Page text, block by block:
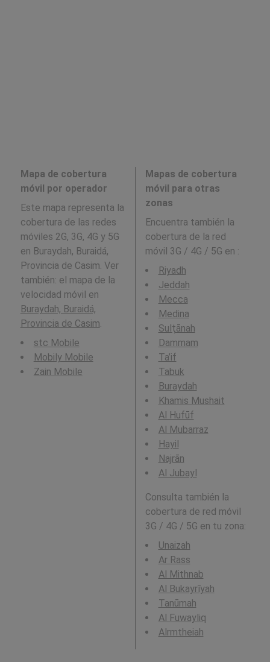
Mapa de cobertura
móvil por operador
Este mapa representa la
cobertura de las redes
móviles 2G, 3G, 4G y 5G
en Buraydah, Buraidá,
Provincia de Casim. Ver
también: el mapa de la
velocidad móvil en
Buraydah, Buraidá,
Provincia de Casim.
stc Mobile
Mobily Mobile
Zain Mobile
Mapas de cobertura
móvil para otras
zonas
Encuentra también la
cobertura de la red
móvil 3G / 4G / 5G en :
Riyadh
Jeddah
Mecca
Medina
Sulţānah
Dammam
Ta’if
Tabuk
Buraydah
Khamis Mushait
Al Hufūf
Al Mubarraz
Hayil
Najrān
Al Jubayl
Consulta también la
cobertura de red móvil
3G / 4G / 5G en tu zona:
Unaizah
Ar Rass
Al Mithnab
Al Bukayrīyah
Tanūmah
Al Fuwayliq
Alrmtheiah